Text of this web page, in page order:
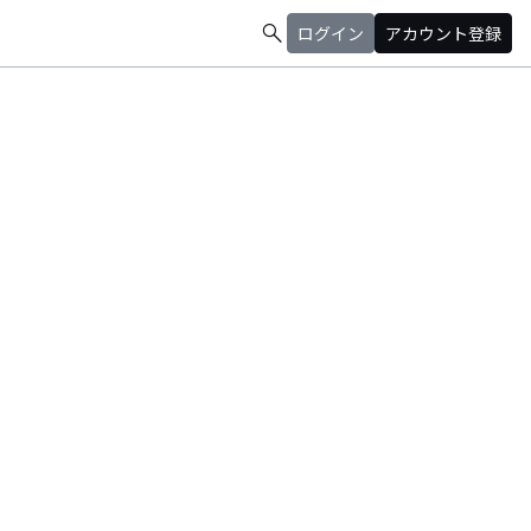
search ログイン アカウント登録